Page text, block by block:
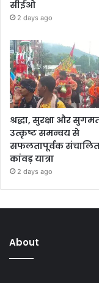
सीईओ
2 days ago
श्रद्धा, सुरक्षा और
उत्कृष्ट समन्वय से
सफलतापूर्वक संचालित
कांवड़ यात्रा
2 days ago
About